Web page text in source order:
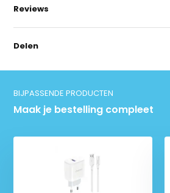
Reviews
Delen
BIJPASSENDE PRODUCTEN
Maak je bestelling compleet